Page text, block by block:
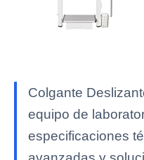
Colgante
equipo de
especificaciones